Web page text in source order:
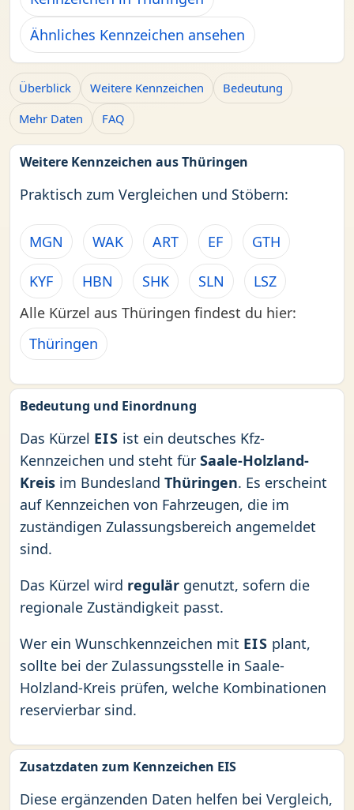
Ähnliches Kennzeichen ansehen
Überblick Weitere Kennzeichen
Bedeutung
Mehr Daten
FAQ
Weitere Kennzeichen aus Thüringen
Praktisch zum Vergleichen und Stöbern:
MGN WAK ART EF GTH
KYF HBN SHK SLN
LSZ
Alle Kürzel aus Thüringen findest du hier:
Thüringen
Bedeutung und Einordnung
Das Kürzel EIS ist ein deutsches Kfz-
Kennzeichen und steht für Saale-Holzland-
Kreis im Bundesland Thüringen. Es erscheint
auf Kennzeichen von Fahrzeugen, die im
zuständigen Zulassungsbereich angemeldet
sind.
Das Kürzel wird regulär genutzt, sofern die
regionale Zuständigkeit passt.
Wer ein Wunschkennzeichen mit EIS plant,
sollte bei der Zulassungsstelle in Saale-
Holzland-Kreis prüfen, welche Kombinationen
reservierbar sind.
Zusatzdaten zum Kennzeichen EIS
Diese ergänzenden Daten helfen bei Vergleich,